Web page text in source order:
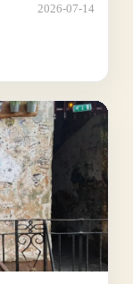
2026-07-14